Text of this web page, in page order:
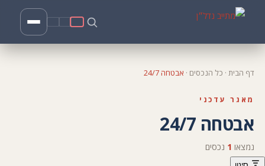
דף הבית · כל הנכסים · אבטחה 24/7
מאגר עדכני
אבטחה 24/7
נמצאו 1 נכסים